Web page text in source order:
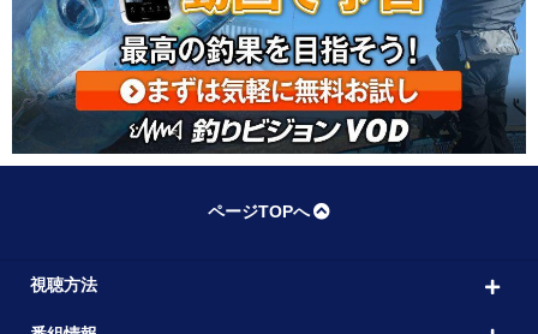
ページTOPへ
視聴方法